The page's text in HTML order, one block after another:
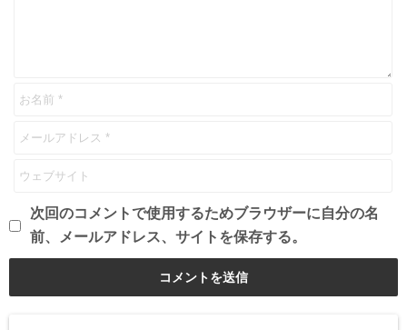
次回のコメントで使用するためブラウザーに自分の名
前、メールアドレス、サイトを保存する。